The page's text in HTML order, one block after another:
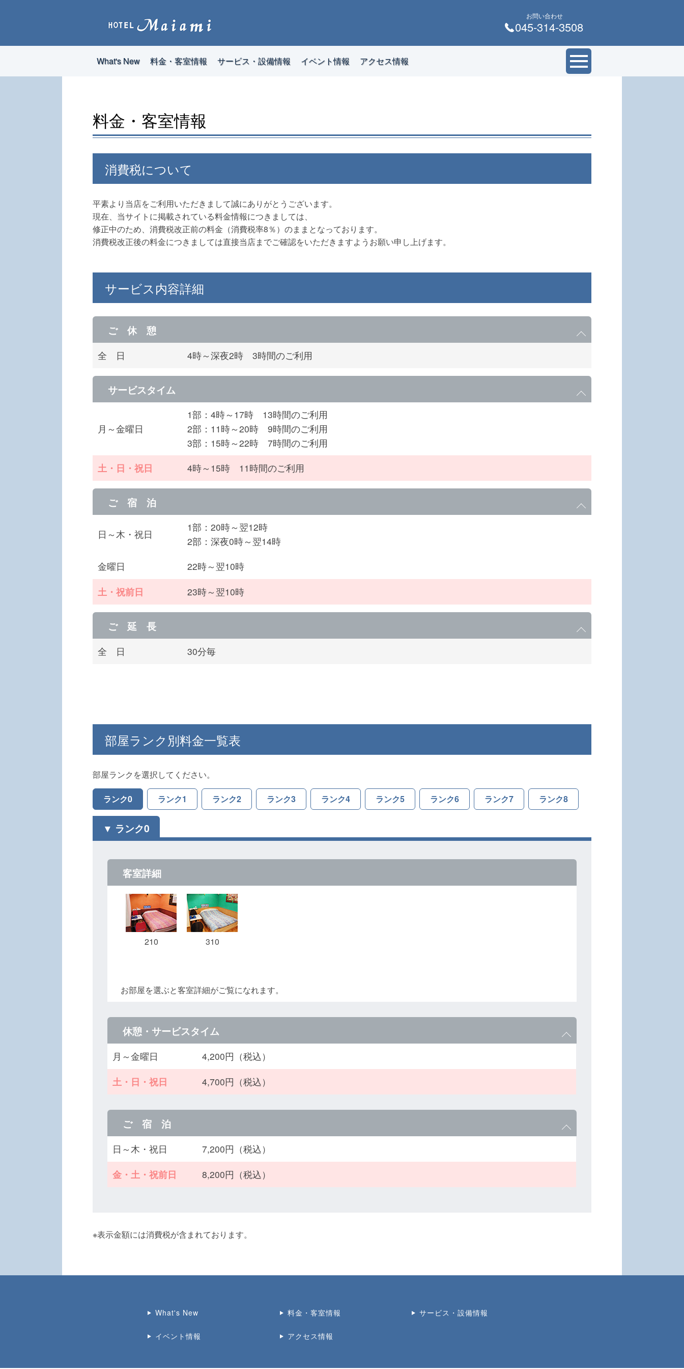
お問い合わせ
045-314-3508
What's New 料金・客室情報 サービス・設備情報 イベント情報 アクセス情報
料金・客室情報
消費税について
平素より当店をご利用いただきまして誠にありがとうございます。
現在、当サイトに掲載されている料金情報につきましては、
修正中のため、消費税改正前の料金（消費税率8％）のままとなっております。
消費税改正後の料金につきましては直接当店までご確認をいただきますようお願い申し上げます。
サービス内容詳細
ご 休 憩
全 日 4時～深夜2時 3時間のご利用
サービスタイム
月～金曜日
1部：4時～17時 13時間のご利用
2部：11時～20時 9時間のご利用
3部：15時～22時 7時間のご利用
土・日・祝日
4時～15時 11時間のご利用
ご 宿 泊
日～木・祝日
1部：20時～翌12時
2部：深夜0時～翌14時
金曜日
22時～翌10時
土・祝前日
23時～翌10時
ご 延 長
全 日 30分毎
部屋ランク別料金一覧表
部屋ランクを選択してください。
ランク0 ランク1 ランク2 ランク3 ランク4 ランク5 ランク6 ランク7 ランク8
ランク0
客室詳細
210 310
お部屋を選ぶと客室詳細がご覧になれます。
休憩・サービスタイム
月～金曜日
4,200円（税込）
土・日・祝日
4,700円（税込）
ご 宿 泊
日～木・祝日
7,200円（税込）
金・土・祝前日
8,200円（税込）
※表示金額には消費税が含まれております。
What's New 料金・客室情報 サービス・設備情報
イベント情報 アクセス情報